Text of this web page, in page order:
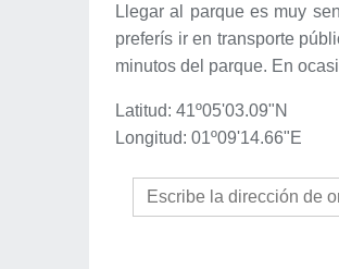
Llegar al parque es muy
preferís ir en transporte
minutos del parque. En
Latitud: 41º05'03.09"N
Longitud: 01º09'14.66"E